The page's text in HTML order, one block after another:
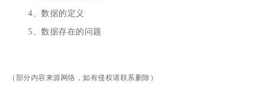
4、数据的定义
5、数据存在的问题
（部分内容来源网络，如有侵权请联系删除）